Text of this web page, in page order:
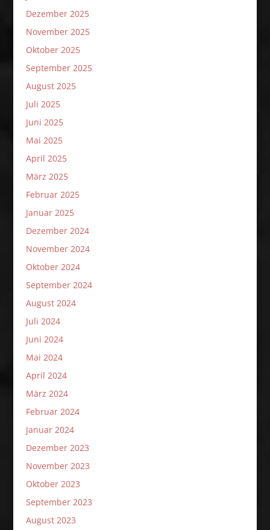
Dezember 2025
November 2025
Oktober 2025
September 2025
August 2025
Juli 2025
Juni 2025
Mai 2025
April 2025
März 2025
Februar 2025
Januar 2025
Dezember 2024
November 2024
Oktober 2024
September 2024
August 2024
Juli 2024
Juni 2024
Mai 2024
April 2024
März 2024
Februar 2024
Januar 2024
Dezember 2023
November 2023
Oktober 2023
September 2023
August 2023